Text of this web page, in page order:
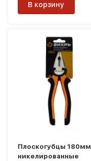
В корзину
Плоскогубцы 180мм
никелированные